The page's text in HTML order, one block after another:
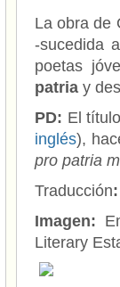
La obra de
-sucedida
poetas
patria y
PD: El
inglés),
pro patria
Traducción:
Imagen:
Literary